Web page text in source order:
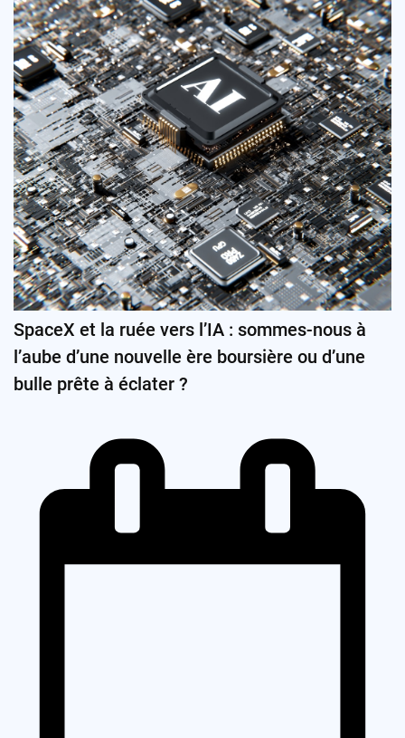
SpaceX et la ruée vers l’IA : sommes-nous à
l’aube d’une nouvelle ère boursière ou d’une
bulle prête à éclater ?